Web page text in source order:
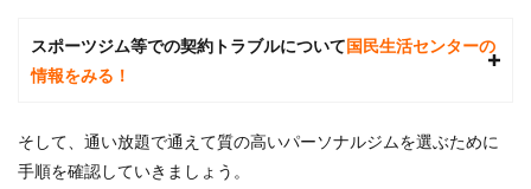
5
厳
港区
スポーツジム等での契約トラブルについて国民生活センターの
情報をみる！
そして、通い放題で通えて質の高いパーソナルジムを選ぶために
手順を確認していきましょう。